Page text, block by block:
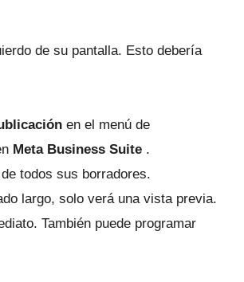
de su pantalla. Esto debería
en el menú de
Meta Business Suite .
todos sus borradores.
largo, solo verá una vista previa.
También puede programar